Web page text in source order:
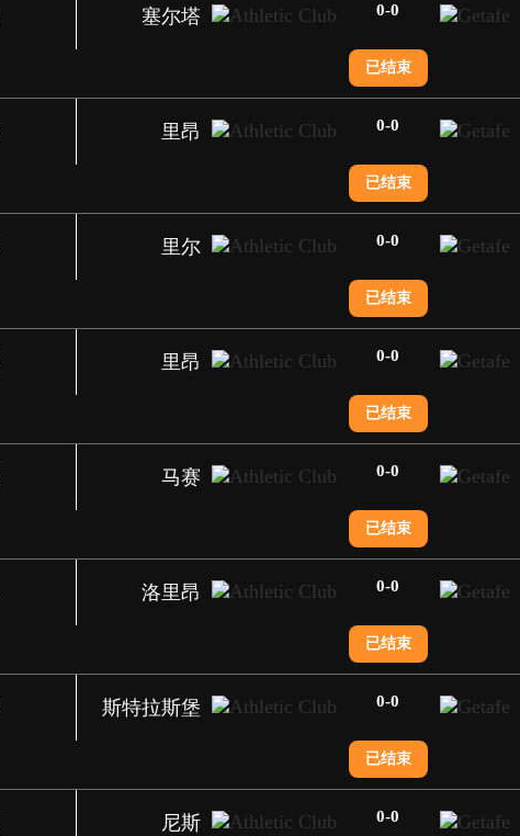
塞尔塔 0-0
已结束
里昂 0-0
已结束
里尔 0-0
已结束
里昂 0-0
已结束
马赛 0-0
已结束
洛里昂 0-0
已结束
斯特拉斯堡 0-0
已结束
尼斯 0-0